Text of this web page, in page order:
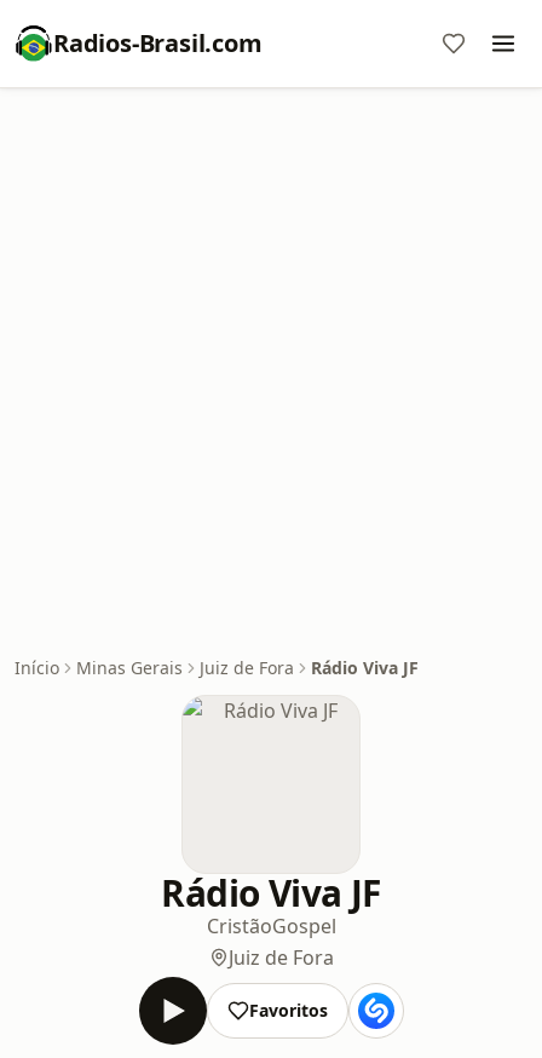
Radios-Brasil.com
Início Minas Gerais Juiz de Fora Rádio Viva JF
Rádio Viva JF
CristãoGospel
Juiz de Fora
Favoritos